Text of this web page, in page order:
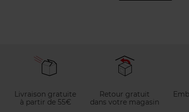
Livraison gratuite
à partir de 55€
Retour gratuit
dans votre magasin